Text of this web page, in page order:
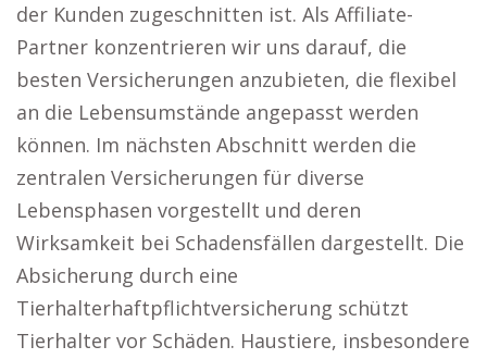
der Kunden zugeschnitten ist. Als Affiliate-
Partner konzentrieren wir uns darauf, die
besten Versicherungen anzubieten, die flexibel
an die Lebensumstände angepasst werden
können. Im nächsten Abschnitt werden die
zentralen Versicherungen für diverse
Lebensphasen vorgestellt und deren
Wirksamkeit bei Schadensfällen dargestellt. Die
Absicherung durch eine
Tierhalterhaftpflichtversicherung schützt
Tierhalter vor Schäden. Haustiere, insbesondere